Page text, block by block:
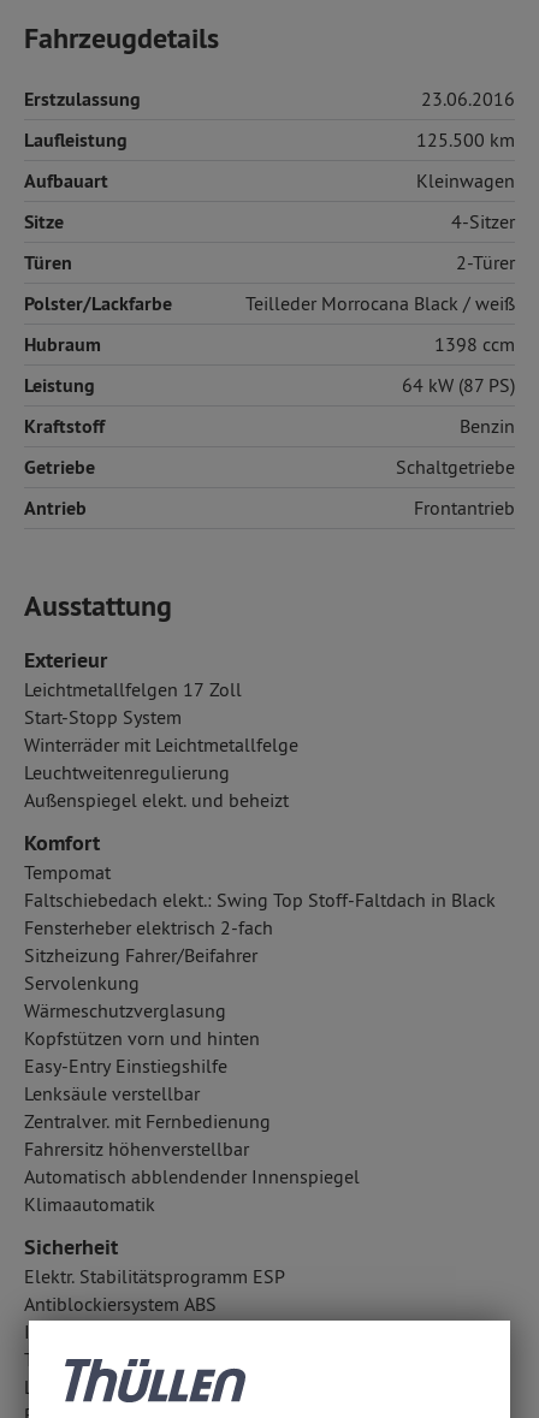
Fahrzeugdetails
Erstzulassung 23.06.2016
Laufleistung 125.500 km
Aufbauart Kleinwagen
Sitze 4-Sitzer
Türen 2-Türer
Polster/Lackfarbe Teilleder Morrocana Black / weiß
Hubraum 1398 ccm
Leistung 64 kW (87 PS)
Kraftstoff Benzin
Getriebe Schaltgetriebe
Antrieb Frontantrieb
Ausstattung
Exterieur
Leichtmetallfelgen 17 Zoll
Start-Stopp System
Winterräder mit Leichtmetallfelge
Leuchtweitenregulierung
Außenspiegel elekt. und beheizt
Komfort
Tempomat
Faltschiebedach elekt.: Swing Top Stoff-Faltdach in Black
Fensterheber elektrisch 2-fach
Sitzheizung Fahrer/Beifahrer
Servolenkung
Wärmeschutzverglasung
Kopfstützen vorn und hinten
Easy-Entry Einstiegshilfe
Lenksäule verstellbar
Zentralver. mit Fernbedienung
Fahrersitz höhenverstellbar
Automatisch abblendender Innenspiegel
Klimaautomatik
Sicherheit
Elektr. Stabilitätsprogramm ESP
Antiblockiersystem ABS
ISOFIX Kindersitzbefestigung
Traktionskontrolle
Lichtsensor